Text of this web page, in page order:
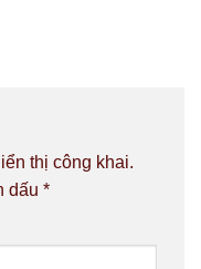
thị công khai.
dấu *